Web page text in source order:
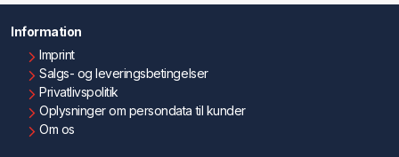
Information
Imprint
Salgs- og leveringsbetingelser
Privatlivspolitik
Oplysninger om persondata til kunder
Om os